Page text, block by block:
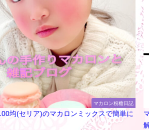
マカロン粉糖日記
均(セリア)のマカロンミックスで簡単に